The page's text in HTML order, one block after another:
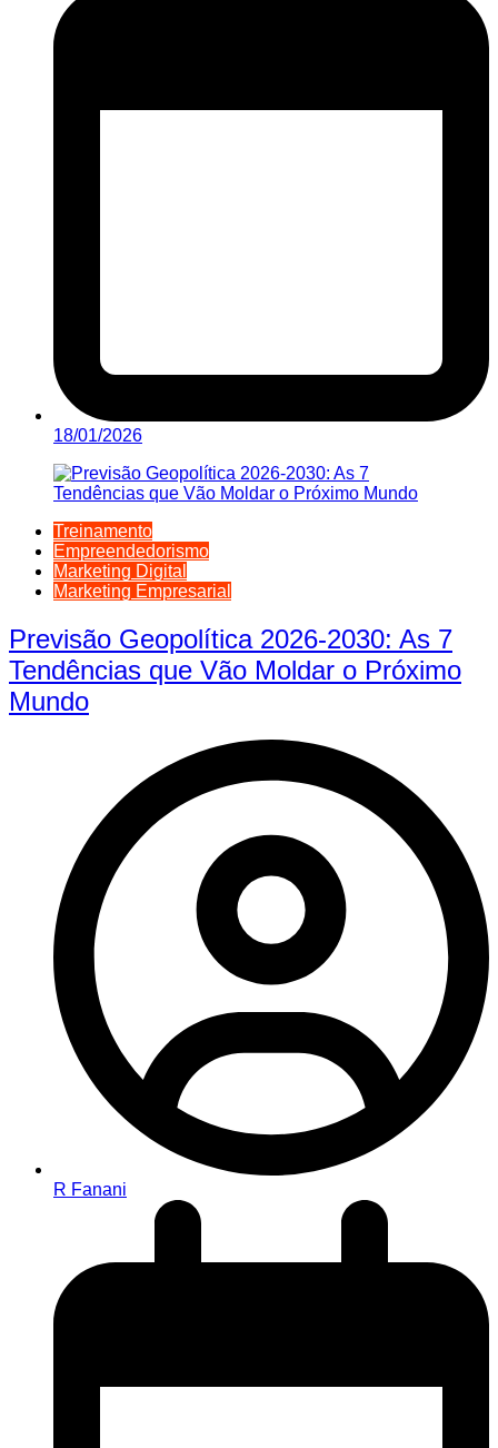
18/01/2026
Treinamento
Empreendedorismo
Marketing Digital
Marketing Empresarial
Previsão Geopolítica 2026-2030: As 7
Tendências que Vão Moldar o Próximo
Mundo
R Fanani